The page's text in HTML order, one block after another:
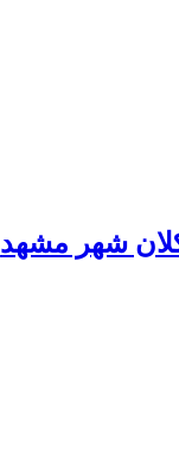
شهر مشهد